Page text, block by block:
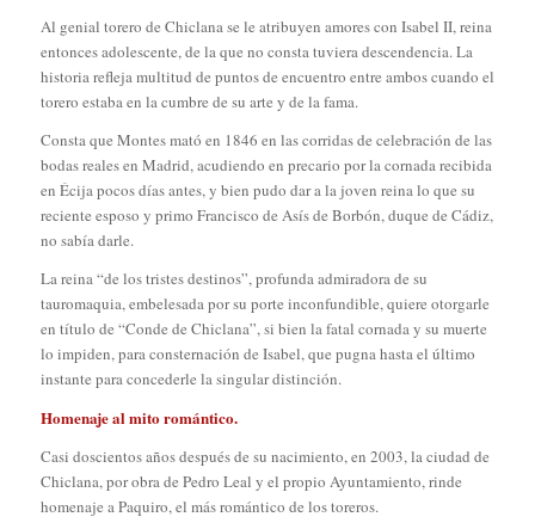
Al genial torero de Chiclana se le atribuyen amores con Isabel II, reina
entonces adolescente, de la que no consta tuviera descendencia. La
historia refleja multitud de puntos de encuentro entre ambos cuando el
torero estaba en la cumbre de su arte y de la fama.
Consta que Montes mató en 1846 en las corridas de celebración de las
bodas reales en Madrid, acudiendo en precario por la cornada recibida
en Écija pocos días antes, y bien pudo dar a la joven reina lo que su
reciente esposo y primo Francisco de Asís de Borbón, duque de Cádiz,
no sabía darle.
La reina “de los tristes destinos”, profunda admiradora de su
tauromaquia, embelesada por su porte inconfundible, quiere otorgarle
en título de “Conde de Chiclana”, si bien la fatal cornada y su muerte
lo impiden, para consternación de Isabel, que pugna hasta el último
instante para concederle la singular distinción.
Homenaje al mito romántico.
Casi doscientos años después de su nacimiento, en 2003, la ciudad de
Chiclana, por obra de Pedro Leal y el propio Ayuntamiento, rinde
homenaje a Paquiro, el más romántico de los toreros.